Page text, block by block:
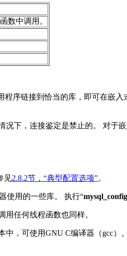
数中调用。
程序链接到恰当的库，即可在嵌
下，连接鉴定是禁止的。 对于
见2.8.2节，“典型配置选项”。
使用的一些库。 执行“
任何线程函数也同样。
中，可使用GNU C编译器（gcc）